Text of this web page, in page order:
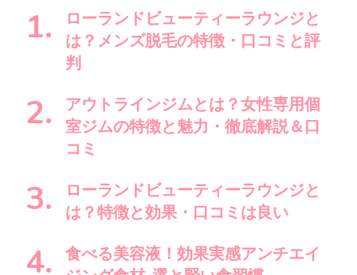
し
で
?
ローランドビューティーラウンジと
は？メンズ脱毛の特徴・口コミと評
判
アウトラインジムとは？女性専用個
室ジムの特徴と魅力・徹底解説＆口
コミ
ローランドビューティーラウンジと
は？特徴と効果・口コミは良い
食べる美容液！効果実感アンチエイ